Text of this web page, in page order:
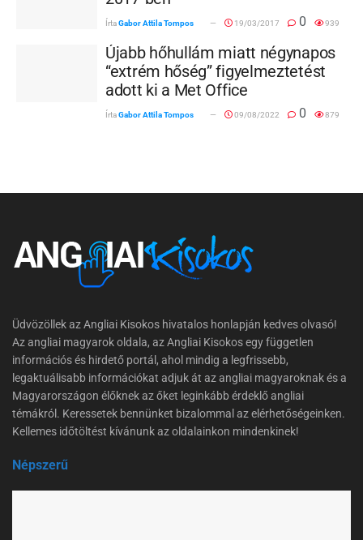
ÍrtaGabor Attila Tompos 19/03/2017 0 939
Újabb hőhullám miatt négynapos
“extrém hőség” figyelmeztetést
adott ki a Met Office
ÍrtaGabor Attila Tompos 09/08/2022 0 879
Üdvözöllek az Angliai Kisokos hivatalos honlapján kedves olvasó!
Az angliai magyarok oldala, az Angliai Kisokos egy független
információs és hirdető portál, ahol mindig a legfrissebb,
legaktuálisabb információkat adjuk át az angliai magyaroknak és a
Magyarországon élőknek az őket leginkább érdeklő angliai
témákról. Keressetek bennünket bizalommal az elérhetőségeinken.
Kellemes időtöltést kívánunk az oldalainkon mindenkinek!
Népszerű